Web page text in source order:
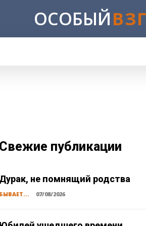
ОСОБЫЙ
Свежие публикации
Дурак, не помнящий родства
БЫВАЕТ... 07/08/2026